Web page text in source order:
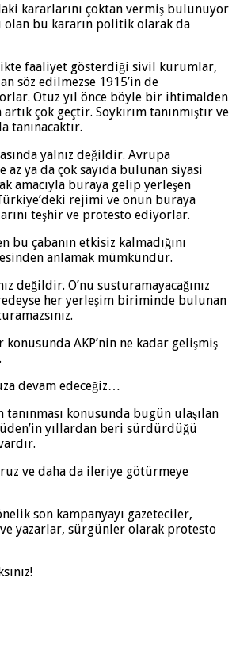
kararlarını çoktan vermiş bulunuyor
olan bu kararın politik olarak da
faaliyet gösterdiği sivil kurumlar,
söz edilmezse 1915’in de
Otuz yıl önce böyle bir ihtimalden
çok geçtir. Soykırım tanınmıştır ve
tanınacaktır.
yalnız değildir. Avrupa
ya da çok sayıda bulunan siyasi
amacıyla buraya gelip yerleşen
rejimi ve onun buraya
teşhir ve protesto ediyorlar.
bu çabanın etkisiz kalmadığını
anlamak mümkündür.
değildir. O’nu susturamayacağınız
her yerleşim biriminde bulunan
AKP’nin ne kadar gelişmiş
devam edeceğiz…
tanınması konusunda bugün ulaşılan
yıllardan beri sürdürdüğü
ve daha da ileriye götürmeye
son kampanyayı gazeteciler,
ve yazarlar, sürgünler olarak protesto